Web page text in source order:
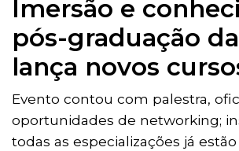
Imersão e
pós-graduação
lança novos
Evento contou com palestra,
oportunidades de networking;
todas as especializações já